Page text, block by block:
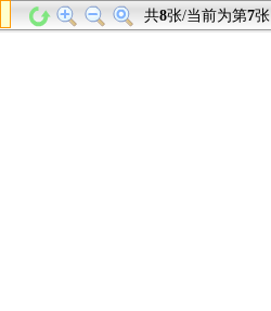
共8张/当前为第7张